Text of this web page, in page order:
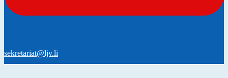
sekretariat@ljv.li